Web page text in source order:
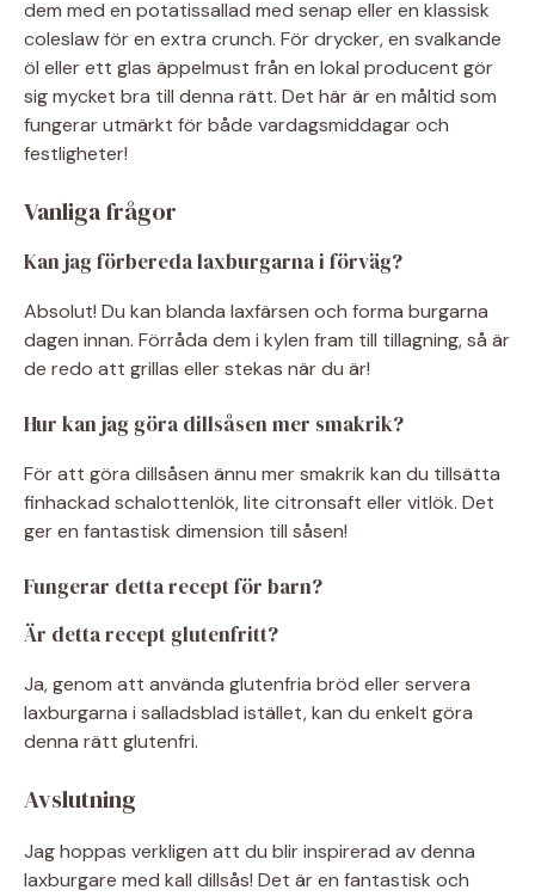
dem med en potatissallad med senap eller en klassisk
coleslaw för en extra crunch. För drycker, en svalkande
öl eller ett glas äppelmust från en lokal producent gör
sig mycket bra till denna rätt. Det här är en måltid som
fungerar utmärkt för både vardagsmiddagar och
festligheter!
Vanliga frågor
Kan jag förbereda laxburgarna i förväg?
Absolut! Du kan blanda laxfärsen och forma burgarna
dagen innan. Förråda dem i kylen fram till tillagning, så är
de redo att grillas eller stekas när du är!
Hur kan jag göra dillsåsen mer smakrik?
För att göra dillsåsen ännu mer smakrik kan du tillsätta
finhackad schalottenlök, lite citronsaft eller vitlök. Det
ger en fantastisk dimension till såsen!
Fungerar detta recept för barn?
Är detta recept glutenfritt?
Ja, genom att använda glutenfria bröd eller servera
laxburgarna i salladsblad istället, kan du enkelt göra
denna rätt glutenfri.
Avslutning
Jag hoppas verkligen att du blir inspirerad av denna
laxburgare med kall dillsås! Det är en fantastisk och